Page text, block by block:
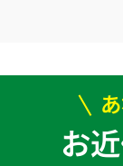
お